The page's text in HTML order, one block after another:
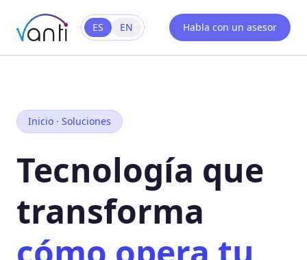
ES EN Habla con un asesor
Inicio · Soluciones
Tecnología que
transforma